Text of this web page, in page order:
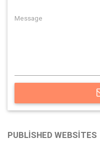
PUBLISHED WEBSITES